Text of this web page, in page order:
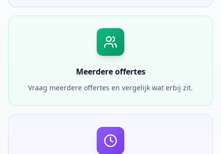
Meerdere offertes
Vraag meerdere offertes en vergelijk wat erbij zit.